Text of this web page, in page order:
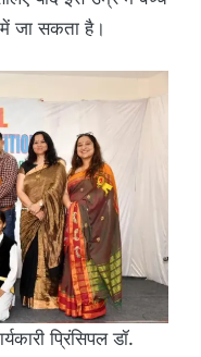
में जा सकता है।
प्रिंसिपल डॉ.